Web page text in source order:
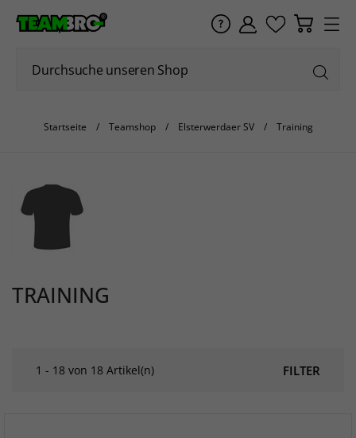
Startseite Teamshop Elsterwerdaer SV Training
TRAINING
FILTER
1 - 18 von 18 Artikel(n)